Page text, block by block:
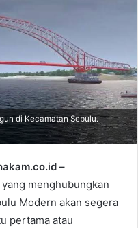
di Kecamatan Sebulu.
–
menghubungkan
Modern akan segera
pertama atau